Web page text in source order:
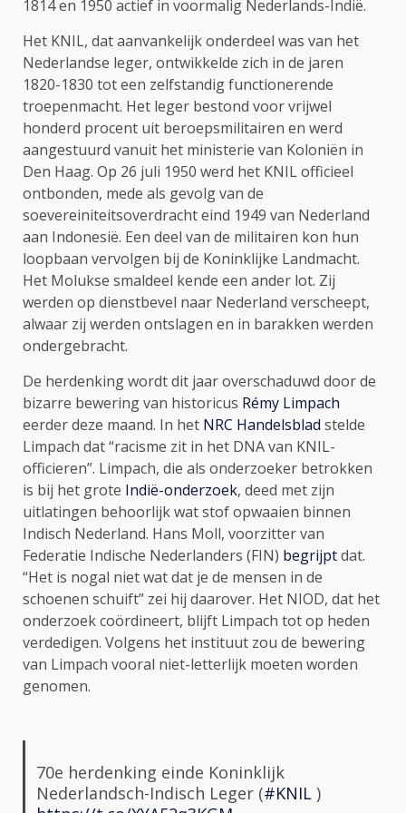
1814 en 1950 actief in voormalig Nederlands-Indië.
Het KNIL, dat aanvankelijk onderdeel was van het
Nederlandse leger, ontwikkelde zich in de jaren
1820-1830 tot een zelfstandig functionerende
troepenmacht. Het leger bestond voor vrijwel
honderd procent uit beroepsmilitairen en werd
aangestuurd vanuit het ministerie van Koloniën in
Den Haag. Op 26 juli 1950 werd het KNIL officieel
ontbonden, mede als gevolg van de
soevereiniteitsoverdracht eind 1949 van Nederland
aan Indonesië. Een deel van de militairen kon hun
loopbaan vervolgen bij de Koninklijke Landmacht.
Het Molukse smaldeel kende een ander lot. Zij
werden op dienstbevel naar Nederland verscheept,
alwaar zij werden ontslagen en in barakken werden
ondergebracht.
De herdenking wordt dit jaar overschaduwd door de
bizarre bewering van historicus Rémy Limpach
eerder deze maand. In het NRC Handelsblad stelde
Limpach dat “racisme zit in het DNA van KNIL-
officieren”. Limpach, die als onderzoeker betrokken
is bij het grote Indië-onderzoek, deed met zijn
uitlatingen behoorlijk wat stof opwaaien binnen
Indisch Nederland. Hans Moll, voorzitter van
Federatie Indische Nederlanders (FIN) begrijptdat.
“Het is nogal niet wat dat je de mensen in de
schoenen schuift” zei hij daarover. Het NIOD, dat het
onderzoek coördineert, blijft Limpach tot op heden
verdedigen. Volgens het instituut zou de bewering
van Limpach vooral niet-letterlijk moeten worden
genomen.
70e herdenking einde Koninklijk
Nederlandsch-Indisch Leger (#KNIL)